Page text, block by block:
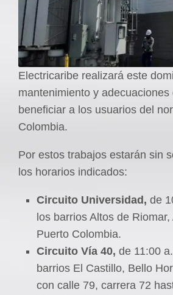
Registro ISSN: 2711-3299
Electricaribe realizará este
mantenimiento y
beneficiar a los usuarios del
Colombia.
Por estos trabajos estarán sin
los horarios indicados:
Circuito Universidad, de
los barrios Altos de
Puerto Colombia.
Circuito Vía 40, de 11:00
barrios El Castillo, Bello
con calle 79, carrera 72